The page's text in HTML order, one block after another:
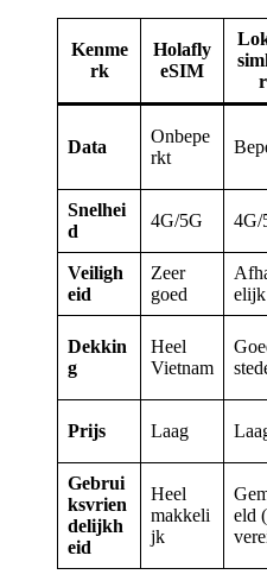
Kenme
rk
Holafly
eSIM
Data
Onbepe
rkt
Snelhei
d
4G/5G 4G/
Veiligh
eid
Zeer
goed
elijk
Dekkin
g
Heel
Vietnam
Prijs Laag
Gebrui
ksvrien
delijkh
eid
Heel
makkeli
jk
eld